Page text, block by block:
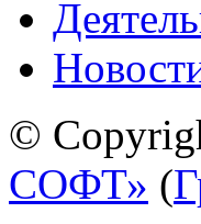
©
СОФТ» (